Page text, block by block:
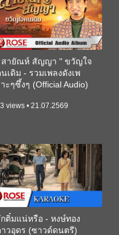
สายัณห์ สัญญา " ขวัญใจ
เดิม - รวมเพลงดังเพ
ะๆซึ้งๆ (Official Audio)
views • 21.07.2569
ติ๋มแน่หรือ - หงษ์ทอง
าวอุดร (ซาวด์ดนตรี)